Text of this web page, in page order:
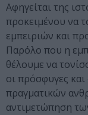
Αφηγείται της
προκειμένου να
εμπειριών και
Παρόλο που η
θέλουμε να
οι πρόσφυγες και
πραγματικών
αντιμετώπηση